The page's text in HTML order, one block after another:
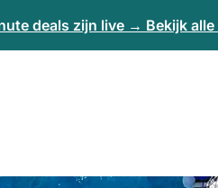
deals zijn live → Bekijk